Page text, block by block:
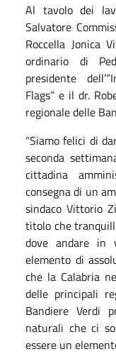
Al tavolo dei
Salvatore
Roccella Jonica
ordinario di
presidente
Flags” e il dr.
regionale delle
“Siamo felici di
seconda
cittadina
consegna di un
sindaco Vittorio
titolo che
dove andare
elemento di
che la Calabria
delle principali
Bandiere Verdi
naturali che ci
essere un